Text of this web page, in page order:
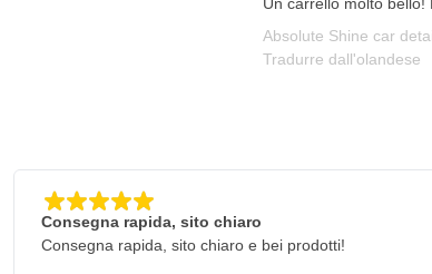
Absolute Shine car
Tradurre dall'olandese
Consegna rapida, sito chiaro
Consegna rapida, sito chiaro e bei prodotti!